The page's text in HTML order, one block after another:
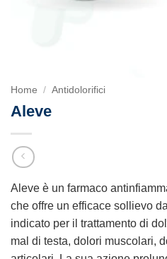
Home / Antidolorifici
Aleve
Aleve è un farmaco
che offre un efficace sollievo
indicato per il trattamento di
mal di testa, dolori muscolari,